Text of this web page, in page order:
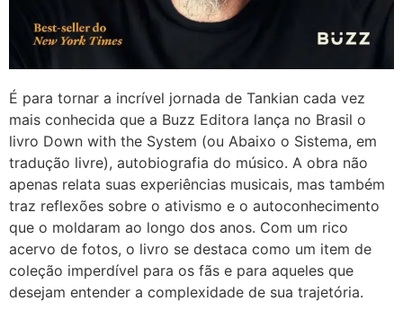
É para tornar a incrível jornada de Tankian cada vez
mais conhecida que a Buzz Editora lança no Brasil o
livro Down with the System (ou Abaixo o Sistema, em
tradução livre), autobiografia do músico. A obra não
apenas relata suas experiências musicais, mas também
traz reflexões sobre o ativismo e o autoconhecimento
que o moldaram ao longo dos anos. Com um rico
acervo de fotos, o livro se destaca como um item de
coleção imperdível para os fãs e para aqueles que
desejam entender a complexidade de sua trajetória.